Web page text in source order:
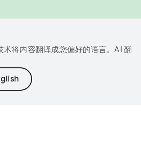
将内容翻译成您偏好的语言。AI 翻